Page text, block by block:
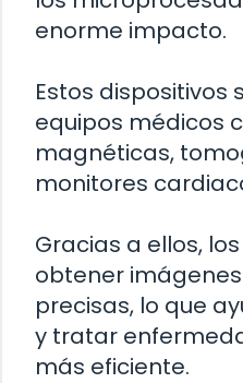
enorme impacto.
Estos dispositivos
equipos médicos
magnéticas,
monitores
Gracias a ellos,
obtener
precisas, lo que
y tratar
más eficiente.